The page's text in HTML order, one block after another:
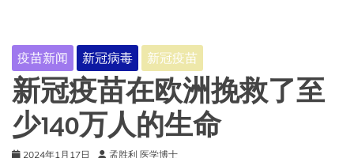
疫苗新闻 新冠病毒 新冠疫苗
新冠疫苗在欧洲挽救了至
少140万人的生命
2024年1月17日 孟胜利 医学博士